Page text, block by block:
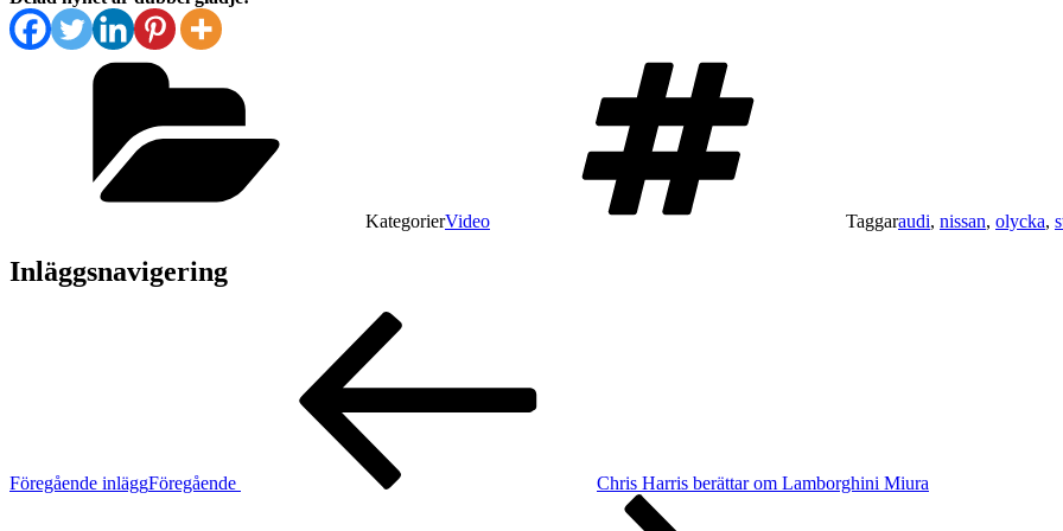
KategorierVideo Taggaraudi, nissan, olycka,
Inläggsnavigering
Föregående inläggFöregående Chris Harris berättar om Lamborghini Miura